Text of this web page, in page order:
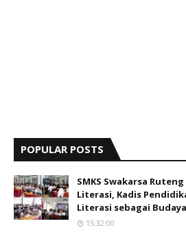
POPULAR POSTS
SMKS Swakarsa
Literasi, Kadis
Literasi sebagai
15:32:00